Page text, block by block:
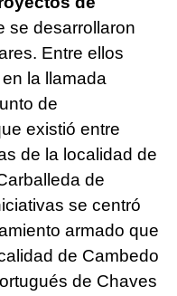
se desarrollaron
Entre ellos
la llamada
de
existió entre
de la localidad de
de
se centró
armado que
de Cambedo
de Chaves